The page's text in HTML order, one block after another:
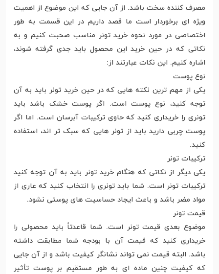
مصرف کننده سخت باشد. از آن جایی که این موضوع از اهمیت
ویژه ای برخوردار است ما قصد داریم در این قسمت به طور
اختصاصی در مورد نحوه خرید تونر مناسب صحبت کنیم و به
نکاتی که در حین خرید این محصول باید جدی گرفته شوند،
اشاره کنیم. این نکات عبارتند از:
نوع پوست
یکی از مهم ترین نکته هایی که در حین خرید تونر باید به آن
توجه کنید، نوع پوست است. اگر پوست خشک باشد باید
تونری را خریداری کنید که حاوی ترکیبات آبرسان است. اما اگر
پوست چربی دارید باید از تونر هایی که سبک تر اند، استفاده
کنید.
ترکیبات تونر
یکی دیگر از نکاتی که هنگام خرید تونر باید به آن توجه کنید
ترکیبات تونر است. شما باید تونری را انتخاب کنید که عاری از
مواد مضر باشد و باعث ایجاد حساسیت های پوستی نشود.
قیمت تونر
موضوع بعدی قیمت تونر است. شما قاعدتاً باید محصولی را
خریداری کنید که قیمت آن با بودجه شما مطابقت داشته
باشد. البته قیمت نمی تواند نشانگر کیفیت باشد و از آن جایی
که کیفیت چنین ماده ای به طور مستقیم بر پوست تأثیر